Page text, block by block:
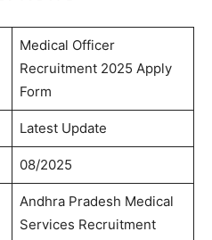
Medical Officer
Recruitment 2025 Apply
Form
Latest Update
08/2025
Andhra Pradesh Medical
Services Recruitment